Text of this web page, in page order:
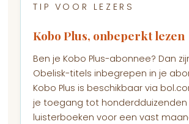
TIP VOOR LEZERS
Kobo Plus, onbeperkt lezen
Ben je Kobo Plus-abonnee? Dan
Obelisk-titels inbegrepen in je
Kobo Plus is beschikbaar via
je toegang tot honderdduizenden
luisterboeken voor een vast